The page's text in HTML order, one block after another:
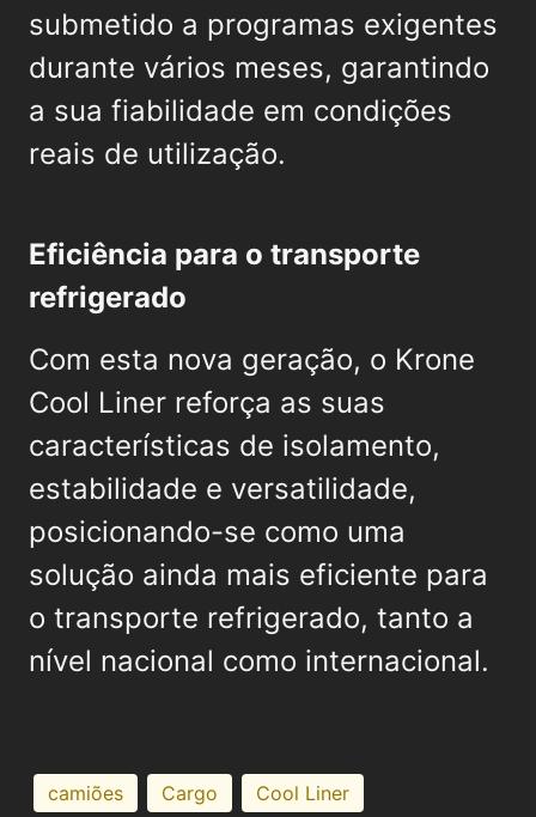
submetido a programas exigentes
durante vários meses, garantindo
a sua fiabilidade em condições
reais de utilização.
Eficiência para o transporte
refrigerado
Com esta nova geração, o Krone
Cool Liner reforça as suas
características de isolamento,
estabilidade e versatilidade,
posicionando-se como uma
solução ainda mais eficiente para
o transporte refrigerado, tanto a
nível nacional como internacional.
camiões Cargo Cool Liner